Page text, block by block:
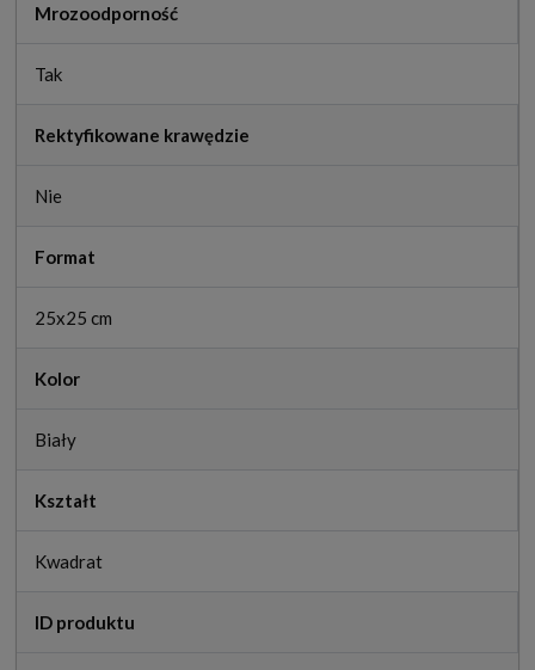
Mrozoodporność
Tak
Rektyfikowane krawędzie
Nie
Format
25x25 cm
Kolor
Biały
Kształt
Kwadrat
ID produktu